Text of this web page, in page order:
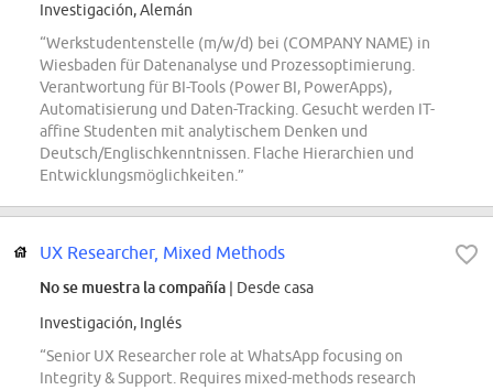
Investigación, Alemán
“Werkstudentenstelle (m/w/d) bei (COMPANY NAME) in
Wiesbaden für Datenanalyse und Prozessoptimierung.
Verantwortung für BI-Tools (Power BI, PowerApps),
Automatisierung und Daten-Tracking. Gesucht werden IT-
affine Studenten mit analytischem Denken und
Deutsch/Englischkenntnissen. Flache Hierarchien und
Entwicklungsmöglichkeiten.”
UX Researcher, Mixed Methods
No se muestra la compañía | Desde casa
Investigación, Inglés
“Senior UX Researcher role at WhatsApp focusing on
Integrity & Support. Requires mixed-methods research